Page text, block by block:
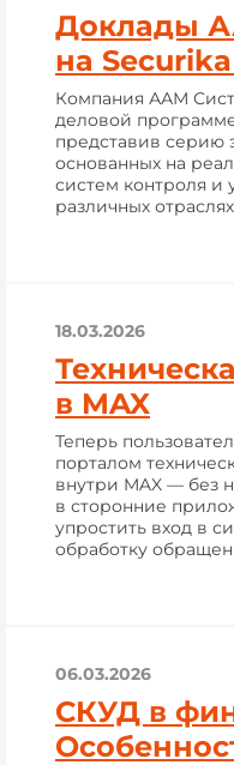
Доклады
на
Компания ААМ
деловой
представив серию
основанных на
систем контроля и
различных
18.03.2026
в MAX
Теперь
порталом
внутри MAX — без
в сторонние
упростить вход в
обработку
06.03.2026
СКУД в